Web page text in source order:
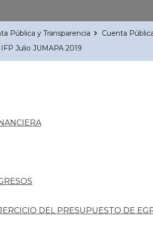
Pública y Transparencia Cuenta
IFP Julio JUMAPA 2019
DEL PRESUPUESTO DE